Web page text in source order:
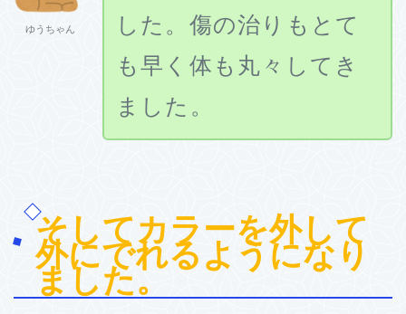
ゆうちゃん
した。傷の治りもとて
も早く体も丸々してき
ました。
そしてカラーを外して
外にでれるようになり
ました。